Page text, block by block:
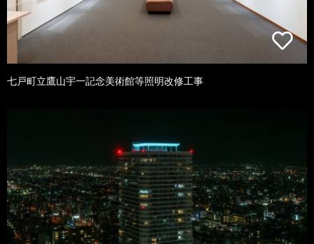
七戸町立鷹山宇一記念美術館等照明改修工事